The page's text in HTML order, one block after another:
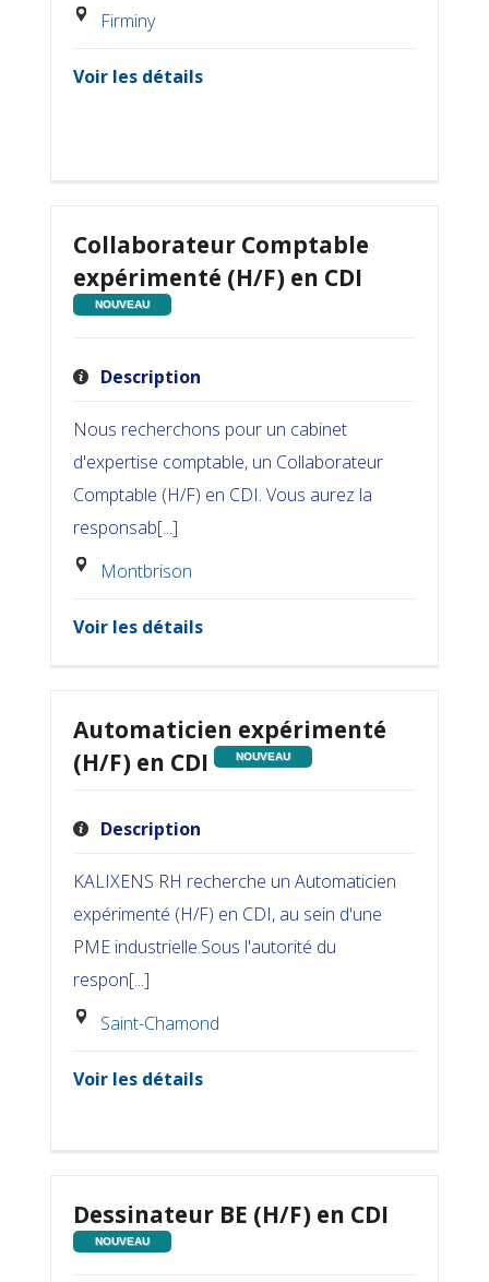
Firminy
Voir les détails
Collaborateur Comptable
expérimenté (H/F) en CDI
NOUVEAU
Description
Nous recherchons pour un cabinet
d'expertise comptable, un Collaborateur
Comptable (H/F) en CDI. Vous aurez la
responsab[...]
Montbrison
Voir les détails
Automaticien expérimenté
(H/F) en CDI
NOUVEAU
Description
KALIXENS RH recherche un Automaticien
expérimenté (H/F) en CDI, au sein d'une
PME industrielle.Sous l'autorité du
respon[...]
Saint-Chamond
Voir les détails
Dessinateur BE (H/F) en CDI
NOUVEAU